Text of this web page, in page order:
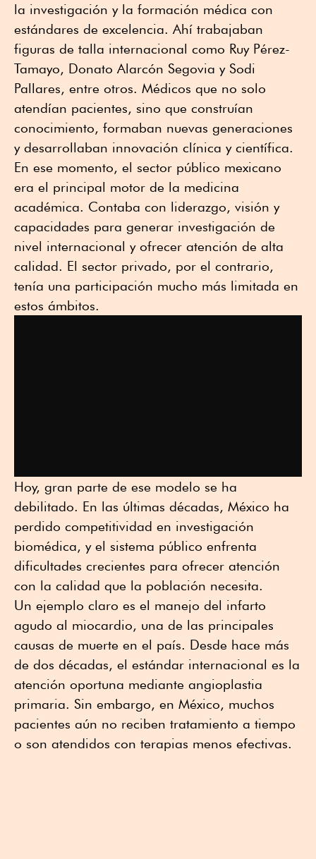
la investigación y la formación médica con
estándares de excelencia. Ahí trabajaban
figuras de talla internacional como Ruy Pérez-
Tamayo, Donato Alarcón Segovia y Sodi
Pallares, entre otros. Médicos que no solo
atendían pacientes, sino que construían
conocimiento, formaban nuevas generaciones
y desarrollaban innovación clínica y científica.
En ese momento, el sector público mexicano
era el principal motor de la medicina
académica. Contaba con liderazgo, visión y
capacidades para generar investigación de
nivel internacional y ofrecer atención de alta
calidad. El sector privado, por el contrario,
tenía una participación mucho más limitada en
estos ámbitos.
Hoy, gran parte de ese modelo se ha
debilitado. En las últimas décadas, México ha
perdido competitividad en investigación
biomédica, y el sistema público enfrenta
dificultades crecientes para ofrecer atención
con la calidad que la población necesita.
Un ejemplo claro es el manejo del infarto
agudo al miocardio, una de las principales
causas de muerte en el país. Desde hace más
de dos décadas, el estándar internacional es la
atención oportuna mediante angioplastia
primaria. Sin embargo, en México, muchos
pacientes aún no reciben tratamiento a tiempo
o son atendidos con terapias menos efectivas.